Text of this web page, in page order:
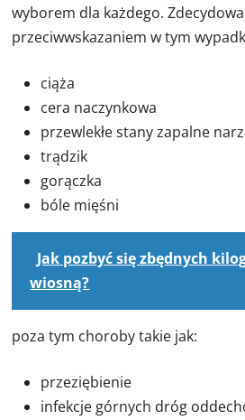
wyborem dla każdego.
przeciwwskazaniem w tym
ciąża
cera naczynkowa
przewlekłe stany zapalne
trądzik
gorączka
bóle mięśni
Jak pozbyć się zbędnych
wiosną?
poza tym choroby takie jak:
przeziębienie
infekcje górnych dróg